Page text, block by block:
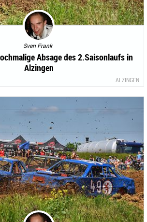
Sven Frank
Absage des 2.Saisonlaufs in
Alzingen
ALZINGEN